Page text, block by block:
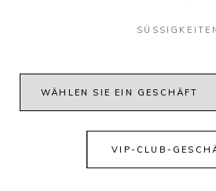
SÜSSIGKEITEN
VIP-CLUB-
Adidas